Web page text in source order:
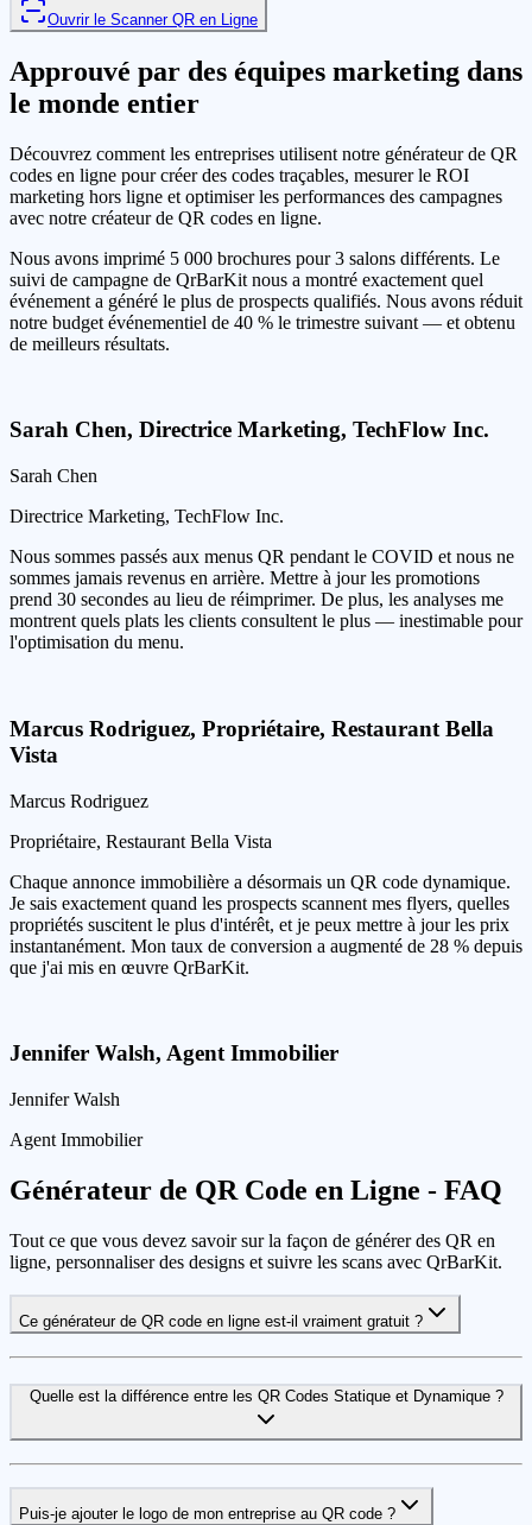
Ouvrir le Scanner QR en Ligne
Approuvé par des équipes marketing dans
le monde entier
Découvrez comment les entreprises utilisent notre générateur de QR
codes en ligne pour créer des codes traçables, mesurer le ROI
marketing hors ligne et optimiser les performances des campagnes
avec notre créateur de QR codes en ligne.
Nous avons imprimé 5 000 brochures pour 3 salons différents. Le
suivi de campagne de QrBarKit nous a montré exactement quel
événement a généré le plus de prospects qualifiés. Nous avons réduit
notre budget événementiel de 40 % le trimestre suivant — et obtenu
de meilleurs résultats.
Sarah Chen, Directrice Marketing, TechFlow Inc.
Sarah Chen
Directrice Marketing, TechFlow Inc.
Nous sommes passés aux menus QR pendant le COVID et nous ne
sommes jamais revenus en arrière. Mettre à jour les promotions
prend 30 secondes au lieu de réimprimer. De plus, les analyses me
montrent quels plats les clients consultent le plus — inestimable pour
l'optimisation du menu.
Marcus Rodriguez, Propriétaire, Restaurant Bella
Vista
Marcus Rodriguez
Propriétaire, Restaurant Bella Vista
Chaque annonce immobilière a désormais un QR code dynamique.
Je sais exactement quand les prospects scannent mes flyers, quelles
propriétés suscitent le plus d'intérêt, et je peux mettre à jour les prix
instantanément. Mon taux de conversion a augmenté de 28 % depuis
que j'ai mis en œuvre QrBarKit.
Jennifer Walsh, Agent Immobilier
Jennifer Walsh
Agent Immobilier
Générateur de QR Code en Ligne - FAQ
Tout ce que vous devez savoir sur la façon de générer des QR en
ligne, personnaliser des designs et suivre les scans avec QrBarKit.
Ce générateur de QR code en ligne est-il vraiment gratuit ?
Quelle est la différence entre les QR Codes Statique et Dynamique ?
Puis-je ajouter le logo de mon entreprise au QR code ?